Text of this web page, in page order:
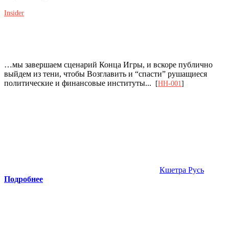
Insider
…мы завершаем сценарий Конца Игры, и вскоре публично
выйдем из тени, чтобы Возглавить и “спасти” рушащиеся
политические и финансовые институты...
[HH-001 ]
Кшетра Русь
Подробнее